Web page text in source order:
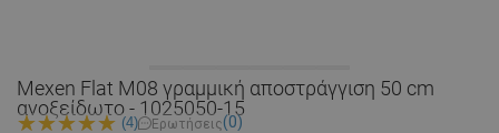
Mexen Flat M08 γραμμική αποστράγγιση 50 cm
ανοξείδωτο - 1025050-15
(4) Ερωτήσεις(0)